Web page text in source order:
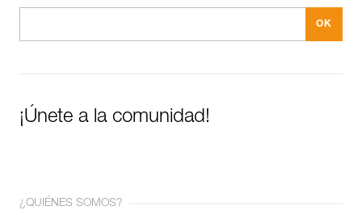
¡Únete a la comunidad!
¿QUIÉNES SOMOS?